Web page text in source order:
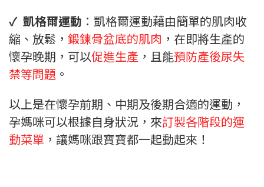
✓ 凱格爾運動 ：凱格爾運動藉由簡單的肌肉收
縮、放鬆， 鍛鍊骨盆底的肌肉 ，在即將生產的
懷孕晚期，可以促進生產 ，且能預防產後尿失
禁等問題 。
以上是在懷孕前期、中期及後期合適的運動，
孕媽咪可以根據自身狀況，來訂製各階段的運
動菜單 ，讓媽咪跟寶寶都一起動起來！